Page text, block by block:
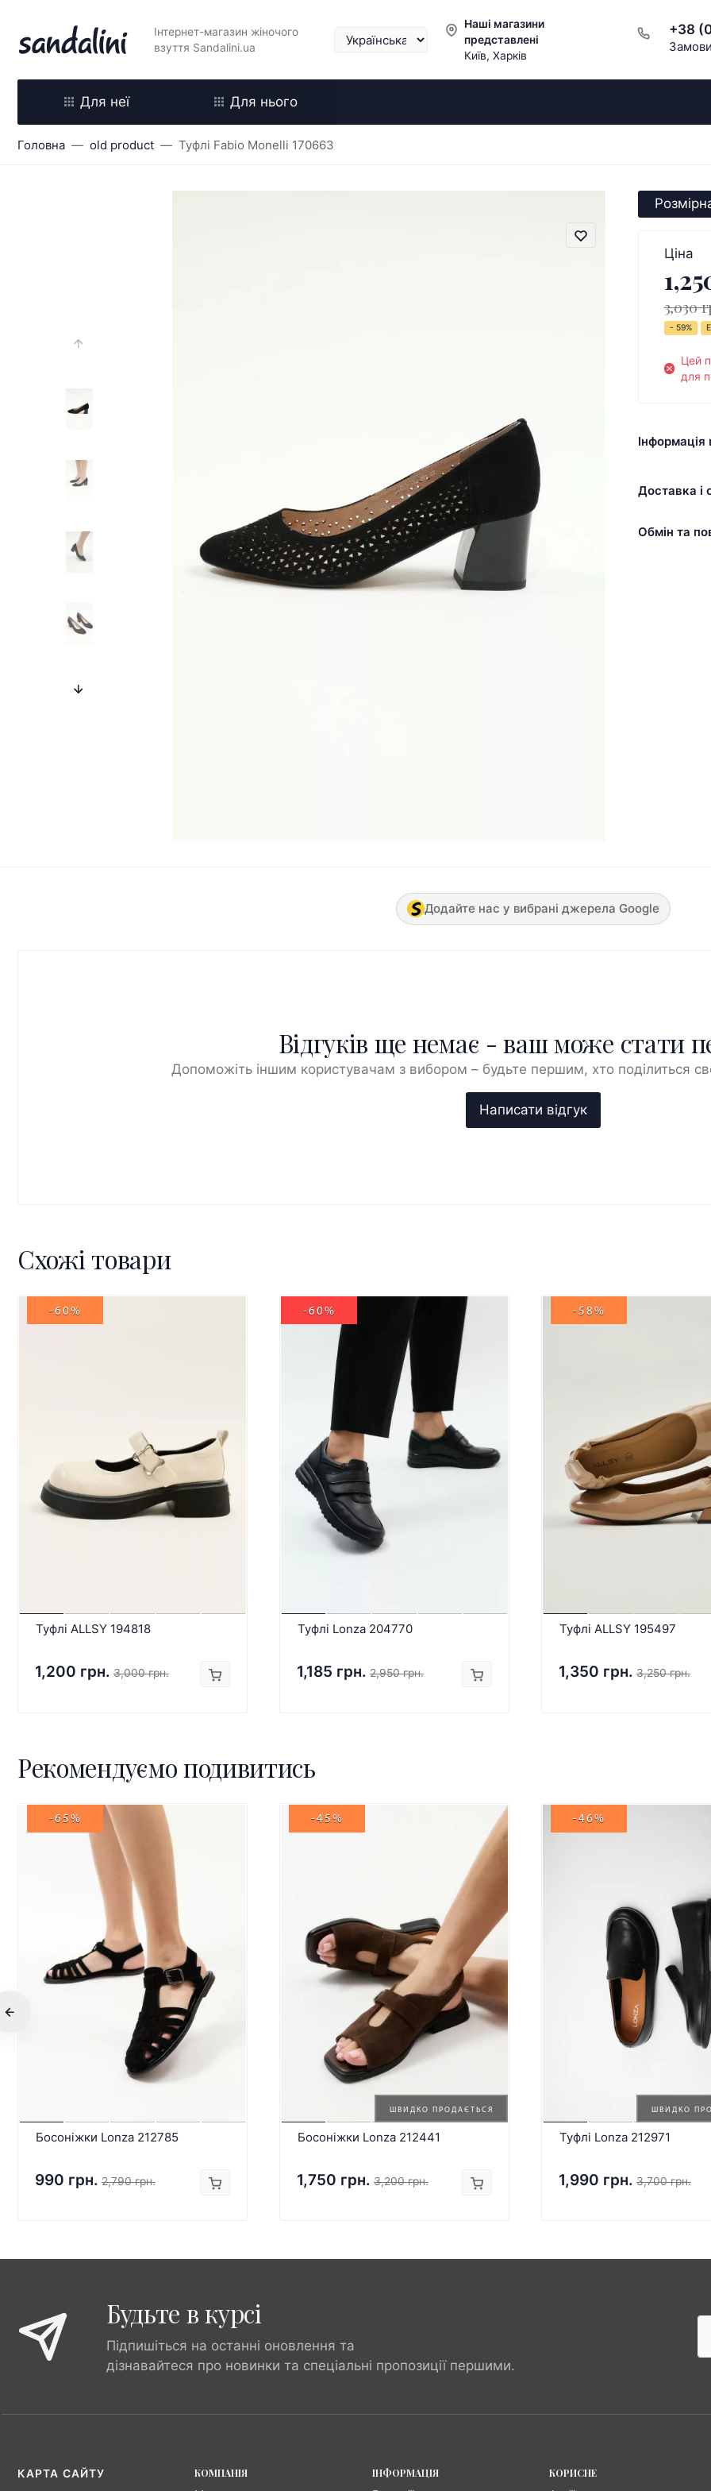
Інтернет-магазин жіночого
взуття Sandalini.ua
Наші магазини
представлені
Київ, Харків
+38
Для неї Для нього
Головна old product Туфлі Fabio Monelli 170663
Ціна
3,030
- 59%
Цей
для
Інформація
Доставка і
Обмін та
Додайте нас у вибрані джерела Google
Відгуків ще немає - ваш може стати
Допоможіть іншим користувачам з вибором – будьте першим, хто поділиться
Схожі товари
-60%
Туфлі ALLSY 194818
1,200 грн. 3,000 грн.
-60%
Туфлі Lonza 204770
1,185 грн. 2,950 грн.
-58%
Туфлі ALLSY 195497
1,350 грн. 3,250 грн.
Рекомендуємо подивитись
-65%
Босоніжки Lonza 212785
990 грн. 2,790 грн.
ШВИДКО ПРОДАЄТЬСЯ
-45%
Босоніжки Lonza 212441
1,750 грн. 3,200 грн.
ШВИДКО
-46%
Туфлі Lonza 212971
1,990 грн. 3,700 грн.
Будьте в курсі
Підпишіться на останні оновлення та
дізнавайтеся про новинки та спеціальні пропозиції першими.
КАРТА САЙТУ
КОМПАНІЯ
ІНФОРМАЦІЯ
КОРИСНЕ